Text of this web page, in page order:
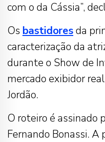
com o da Cássia”,
Os bastidoresda
caracterização da
durante o Show de
mercado exibidor
Jordão.
O roteiro é assinado
Fernando Bonassi. A